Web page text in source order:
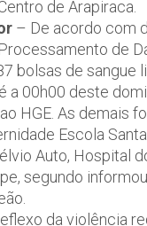
de Arapiraca.
– De acordo com
de
bolsas de sangue
a 00h00 deste
HGE. As demais
Escola
Auto, Hospital
segundo
da violência